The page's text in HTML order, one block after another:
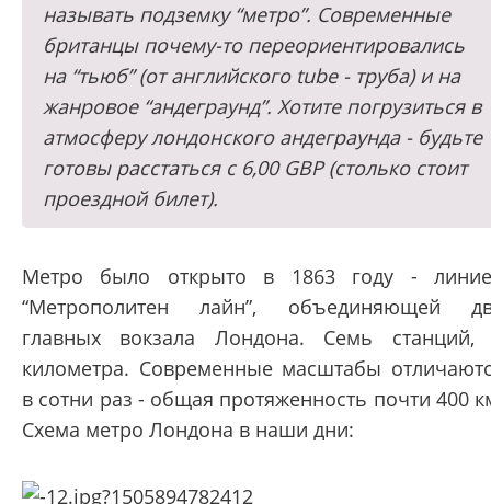
называть подземку “метро”. Современные
британцы почему-то переориентировались
на “тьюб” (от английского tube - труба) и на
жанровое “андеграунд”. Хотите погрузиться в
атмосферу лондонского андеграунда - будьте
готовы расстаться с 6,00 GBP (столько стоит
проездной билет).
Метро было открыто в 1863 году -
“Метрополитен лайн”, объединяющей
главных вокзала Лондона. Семь станций,
километра. Современные масштабы
в сотни раз - общая протяженность почти 400
Схема метро Лондона в наши дни: